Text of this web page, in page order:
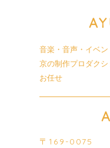
音楽・音声・イベ
京の制作プロダクシ
お任せ
〒169-0075